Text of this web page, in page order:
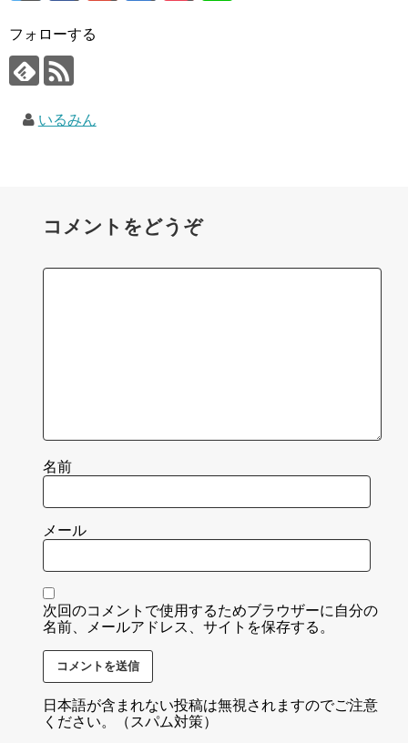
フォローする
いるみん
コメントをどうぞ
名前
メール
次回のコメントで使用するためブラウザーに自分の
名前、メールアドレス、サイトを保存する。
日本語が含まれない投稿は無視されますのでご注意
ください。（スパム対策）